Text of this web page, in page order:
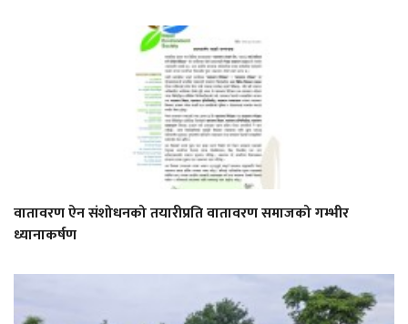
वातावरण ऐन संशोधनको तयारीप्रति वातावरण समाजको गम्भीर
ध्यानाकर्षण